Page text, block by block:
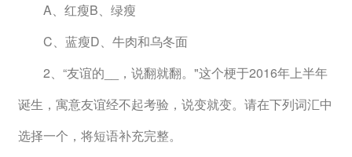
A、红瘦B、绿瘦
C、蓝瘦D、牛肉和乌冬面
2、“友谊的__，说翻就翻。"这个梗于2016年上半年
诞生，寓意友谊经不起考验，说变就变。请在下列词汇中
选择一个，将短语补充完整。